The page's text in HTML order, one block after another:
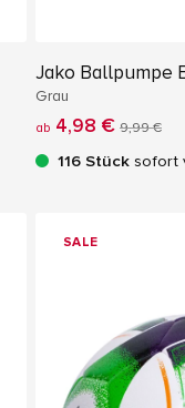
Jako Ballpumpe
Grau
ab 4,98 € 9,99 €
116 Stück sofort
SALE